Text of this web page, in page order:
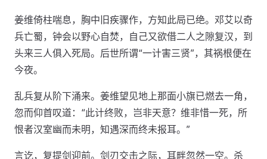
姜维倚柱喘息，胸中旧疾骤作，方知此局已绝。邓艾以奇
兵亡蜀，钟会以野心自焚，自己又欲借二人之隙复汉，到
头来三人俱入死局。后世所谓“一计害三贤”，其祸根便在
今夜。
乱兵复从阶下涌来。姜维望见地上那面小旗已燃去一角，
忽而仰首叹道：“此计终败，岂非天意？维非惜一死，所
恨者汉室幽而未明，知遇深而终未报耳。”
言讫，复提剑迎前。剑刃交击之际，耳畔忽然一空。杀